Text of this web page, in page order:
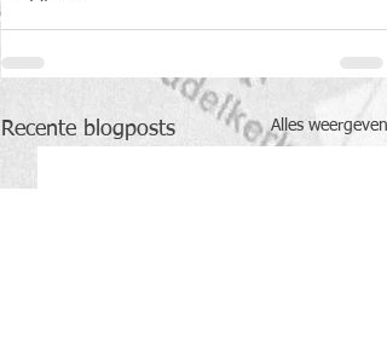
Recente blogposts Alles weergeven